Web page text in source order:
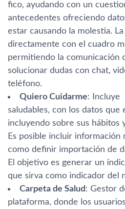
fico, ayudando con un
antecedentes ofreciendo
estar causando la molestia.
directamente con el cuadro
permitiendo la comunicación
solucionar dudas con chat,
teléfono.
Quiero Cuidarme: Incluye
saludables, con los datos que
incluyendo sobre sus hábitos
Es posible incluir
como definir importación de
El objetivo es generar un
que sirva como indicador del
Carpeta de Salud: Gestor
plataforma, donde los